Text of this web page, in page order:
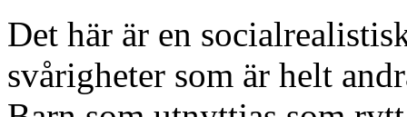
Det här är en
svårigheter som är helt